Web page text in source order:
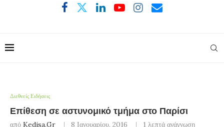
Διεθνείς Ειδήσεις
Επίθεση σε αστυνομικό τμήμα στο Παρίσι
από Kedisa.gr 8 Ιανουαρίου, 2016 1 λεπτά ανάγνωση